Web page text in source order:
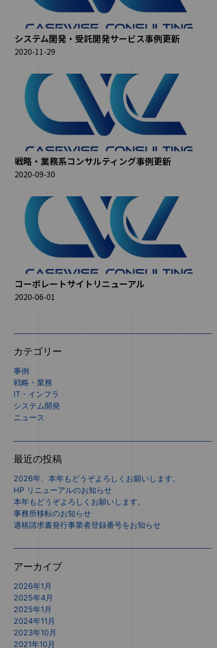
システム開発・受託開発サービス事例更新
2020-11-29
戦略・業務系コンサルティング事例更新
2020-09-30
コーポレートサイトリニューアル
2020-06-01
カテゴリー
事例
戦略・業務
IT・インフラ
システム開発
ニュース
最近の投稿
2026年、本年もどうぞよろしくお願いします。
HP リニューアルのお知らせ
本年もどうぞよろしくお願いします。
事務所移転のお知らせ
適格請求書発行事業者登録番号をお知らせ
アーカイブ
2026年1月
2025年4月
2025年1月
2024年11月
2023年10月
2021年10月